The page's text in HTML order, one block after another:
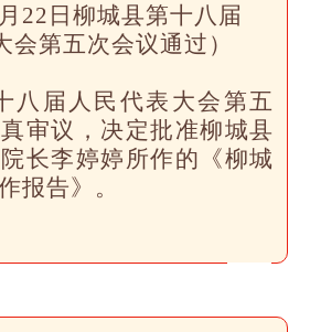
22日柳城县第十八届
会第五次会议通过）
八届人民代表大会第五
审议，决定批准柳城县
长李婷婷所作的《柳城
报告》。